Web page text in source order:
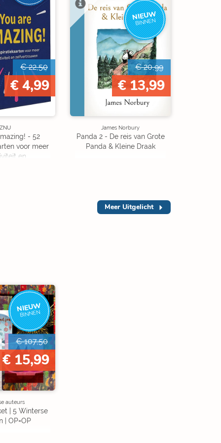
€ 22,50
€ 4,99
ZNU
- 52
voor meer
en
NIEUW
BINNEN
€ 20,99
€ 13,99
James Norbury
Panda 2 - De reis van Grote
Panda & Kleine Draak
Meer Uitgelicht
NIEUW
BINNEN
€ 107,50
€ 15,99
auteurs
| 5 Winterse
| OP=OP